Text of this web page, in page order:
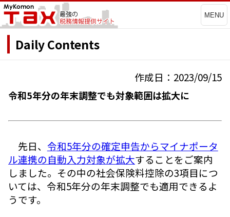
MENU
Daily Contents
作成日：2023/09/15
令和5年分の年末調整でも対象範囲は拡大に
先日、 令和5年分の確定申告からマイナポータ
ル連携の自動入力対象が拡大することをご案内
しました。その中の社会保険料控除の3項目につ
いては、令和5年分の年末調整でも適用できるよ
うです。